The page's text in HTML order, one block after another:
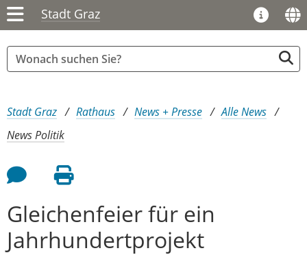
Stadt Graz
Sie sind hier:
Stadt Graz Rathaus News + Presse
Alle News
News Politik
Feedback an Autor
Seite drucken
Gleichenfeier für ein
Jahrhundertprojekt